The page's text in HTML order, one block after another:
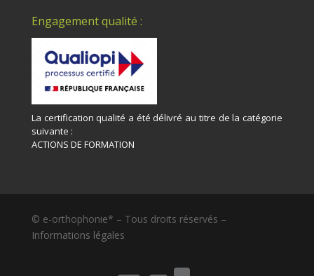
Engagement qualité :
La certification qualité a été délivré au titre de la catégorie
suivante :
ACTIONS DE FORMATION
© e-orthophonie* – Tous droits réservés –
Informations légales